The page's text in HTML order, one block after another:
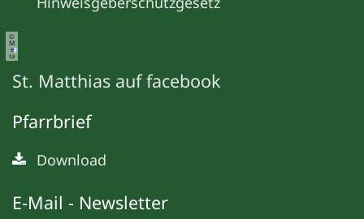
©
M
e
ta
St. Matthias auf facebook
Pfarrbrief
Download
E-Mail - Newsletter